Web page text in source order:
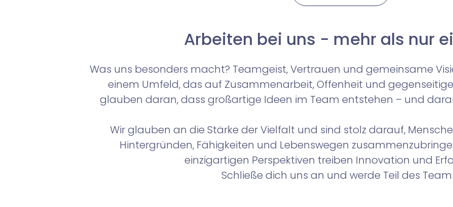
Arbeiten bei uns - mehr als nur
Was uns besonders macht? Teamgeist, Vertrauen und gemeinsame
einem Umfeld, das auf Zusammenarbeit, Offenheit und
glauben daran, dass großartige Ideen im Team entstehen – und
Wir glauben an die Stärke der Vielfalt und sind stolz darauf,
Hintergründen, Fähigkeiten und Lebenswegen
einzigartigen Perspektiven treiben Innovation und
Schließe dich uns an und werde Teil des